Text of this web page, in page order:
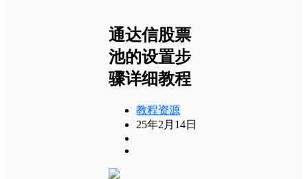
通达信股票
池的设置步
骤详细教程
教程资源
25年2月14日